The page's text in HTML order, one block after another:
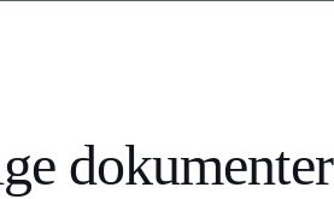
dokumenter